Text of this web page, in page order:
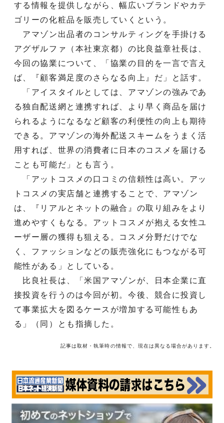
する情報を提供しながら、幅広いブランドやカテ
ゴリーの化粧品を販売していくという。
アマゾン出品者のコンサルティングを手掛ける
アグザルファ（本社東京都）の比良益章社長は、
今回の協業について、「協業の目的を一言で言え
ば、『顧客満足度のさらなる向上』だ」と話す。
「アイスタイルとしては、アマゾンの強みであ
る独自配送網と連携すれば、より早く商品を届け
られるようになるなど顧客の利便性の向上も期待
できる。アマゾンの海外配送スキームをうまく活
用すれば、世界の消費者に日本のコスメを届ける
ことも可能だ」とも言う。
「アットコスメの口コミの信頼性は高い。アッ
トコスメの実店舗と連携することで、アマゾン
は、『リアルとネットの融合』の取り組みをより
進めやすくもなる。アットコスメが抱える女性ユ
ーザー層の獲得も狙える。コスメ分野だけでな
く、ファッションなどの販売強化にもつながる可
能性がある」としている。
比良社長は、「米国アマゾンが、日本企業に直
接投資を行うのは今回が初。今後、競合に投資し
て事業拡大を図るケースが増加する可能性もあ
る」（同）とも指摘した。
記事は取材・執筆時の情報で、現在は異なる場合があります。